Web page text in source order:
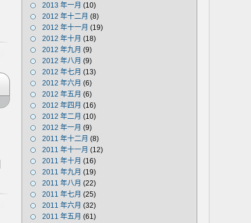
2013 年一月 (10)
2012 年十二月 (8)
2012 年十一月 (19)
2012 年十月 (18)
2012 年九月 (9)
2012 年八月 (9)
2012 年七月 (13)
2012 年六月 (6)
2012 年五月 (6)
2012 年四月 (16)
2012 年二月 (10)
2012 年一月 (9)
2011 年十二月 (8)
2011 年十一月 (12)
2011 年十月 (16)
2011 年九月 (19)
2011 年八月 (22)
2011 年七月 (25)
2011 年六月 (32)
2011 年五月 (61)